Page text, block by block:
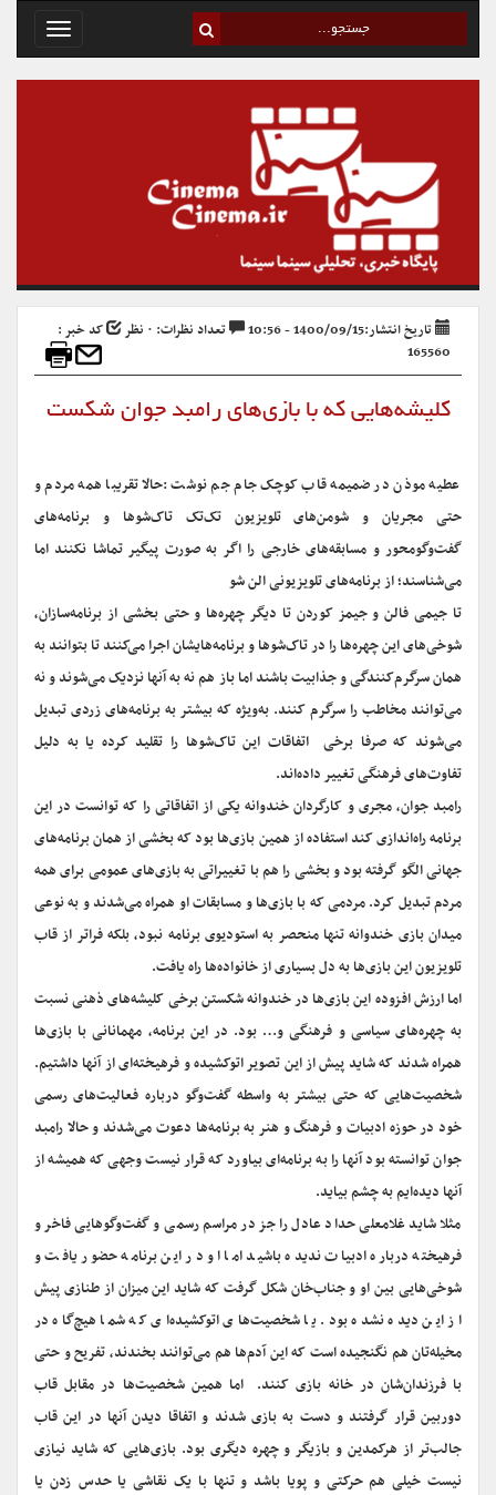
Toggle
تاریخ انتشار:1400/09/15 - 10:56 تعداد نظرات: ۰ نظر
کد خبر :
165560
کلیشه‌‌‌هایی که با بازی‌های رامبد جوان شکست
عطیه موذن در ضمیمه قاب کوچک جام جم نوشت :حالا تقریبا همه مردم و
حتی مجریان و شومن‌های تلویزیون تک‌تک تاک‌شوها و برنامه‌های
گفت‌وگومحور و مسابقه‌های خارجی را اگر به صورت پیگیر تماشا نکنند اما
می‌شناسند؛ از برنامه‌های تلویزیونی الن شو
تا جیمی فالن و جیمز کوردن تا دیگر چهره‌ها و حتی بخشی از برنامه‌سازان،
شوخی‌های این چهره‌ها را در تاک‌شوها و برنامه‌هایشان اجرا می‌کنند تا بتوانند به
همان سرگرم‌کنندگی و جذابیت باشند اما باز هم نه به آنها نزدیک می‌شوند و نه
می‌توانند مخاطب را سرگرم کنند. به‌ویژه که بیشتر به برنامه‌های زردی تبدیل
می‌شوند که صرفا برخی اتفاقات این تاک‌شوها را تقلید کرده یا به دلیل
تفاوت‌های فرهنگی تغییر داده‌اند.
رامبد جوان، مجری و کارگردان خندوانه یکی از اتفاقاتی را که توانست در این
برنامه راه‌اندازی کند استفاده از همین بازی‌ها بود که بخشی از همان برنامه‌های
جهانی الگو گرفته بود و بخشی را هم با تغییراتی به بازی‌های عمومی برای همه
مردم تبدیل کرد. مردمی که با بازی‌ها و مسابقات او همراه می‌شدند و به نوعی
میدان بازی خندوانه تنها منحصر به استودیوی برنامه نبود، بلکه فراتر از قاب
تلویزیون این بازی‌ها به دل بسیاری از خانواده‌ها راه یافت.
اما ارزش افزوده این بازی‌ها در خندوانه شکستن برخی کلیشه‌های ذهنی نسبت
به چهره‌های سیاسی و فرهنگی و… بود. در این برنامه، مهمانانی با بازی‌ها
همراه شدند که شاید پیش از این تصویر اتوکشیده و فرهیخته‌ای از آنها داشتیم.
شخصیت‌هایی که حتی بیشتر به واسطه گفت‌وگو درباره فعالیت‌های رسمی
خود در حوزه ادبیات و فرهنگ و هنر به برنامه‌ها دعوت می‌شدند و حالا رامبد
جوان توانسته بود آنها را به برنامه‌ای بیاورد که قرار نیست وجهی که همیشه از
آنها دیده‌ایم به چشم بیاید.
مثلا شاید غلامعلی حداد عادل را جز در مراسم رسمی و گفت‌وگوهایی فاخر و
فرهیخته درباره ادبیات ندیده باشید اما او در این برنامه حضور یافت و
شوخی‌هایی بین او و جناب‌خان شکل گرفت که شاید این میزان از طنازی پیش
از این دیده نشده بود. یا شخصیت‌های اتوکشیده‌ای که شما هیچ‌گاه در
مخیله‌تان هم نگنجیده است که این آدم‌ها هم می‌توانند بخندند، تفریح و حتی
با فرزندان‌شان در خانه بازی کنند. اما همین شخصیت‌ها در مقابل قاب
دوربین قرار گرفتند و دست به بازی شدند و اتفاقا دیدن آنها در این قاب
جالب‌تر از هرکمدین و بازیگر و چهره دیگری بود. بازی‌هایی که شاید نیازی
نیست خیلی هم حرکتی و پویا باشد و تنها با یک نقاشی یا حدس زدن یا